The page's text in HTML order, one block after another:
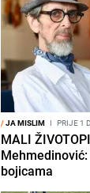
/JA MISLIM I PRIJE 1
MALI
bojicama